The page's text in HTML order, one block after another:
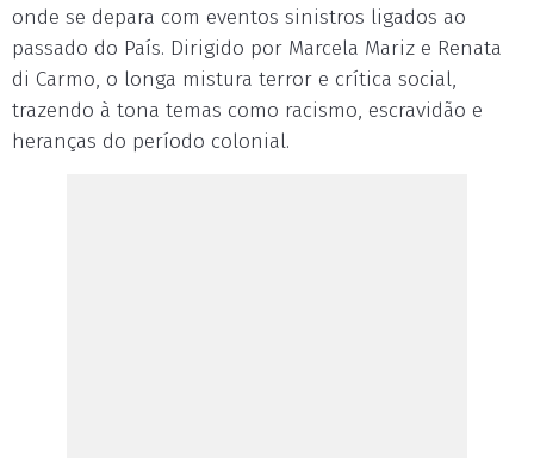
onde se depara com eventos sinistros ligados ao
passado do País. Dirigido por Marcela Mariz e Renata
di Carmo, o longa mistura terror e crítica social,
trazendo à tona temas como racismo, escravidão e
heranças do período colonial.